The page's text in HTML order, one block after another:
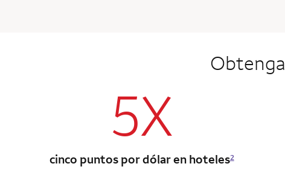
Obtenga
5X
cinco puntos por dólar en hoteles2